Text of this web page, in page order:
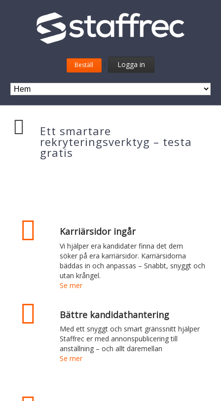
Beställ | Logga in
Ett smartare
rekryteringsverktyg – testa
gratis
Karriärsidor ingår
Vi hjälper era kandidater finna det dem
söker på era karriärsidor. Karriärsidorna
bäddas in och anpassas – Snabbt, snyggt och
utan krångel.
Se mer
Bättre kandidathantering
Med ett snyggt och smart gränssnitt hjälper
Staffrec er med annonspublicering till
anställning – och allt däremellan
Se mer